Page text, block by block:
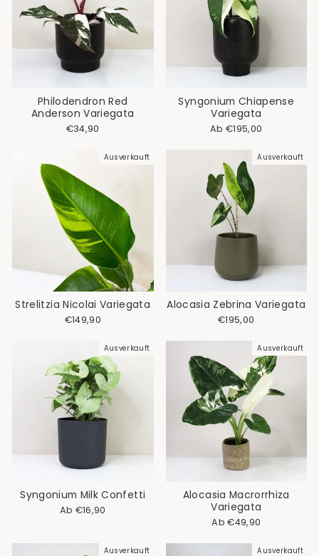
Philodendron Red
Anderson Variegata
€34,90
Syngonium Chiapense
Variegata
Ab €195,00
Ausverkauft
Strelitzia Nicolai Variegata
€149,90
Ausverkauft
Alocasia Zebrina Variegata
€195,00
Ausverkauft
Syngonium Milk Confetti
Ab €16,90
Ausverkauft
Alocasia Macrorrhiza
Variegata
Ab €49,90
Ausverkauft Ausverkauft